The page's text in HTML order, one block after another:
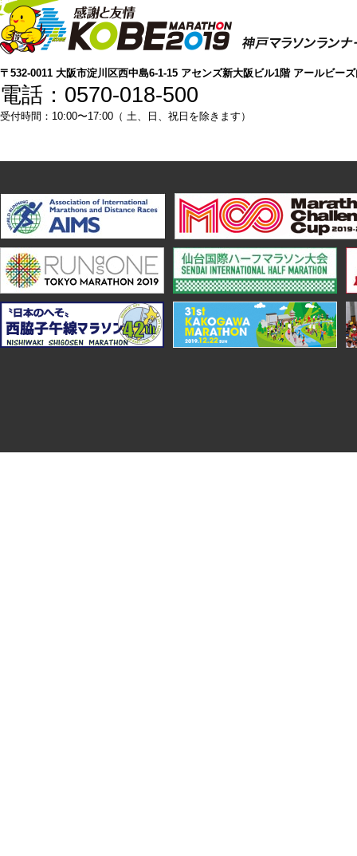
〒532-0011 大阪市淀川区西中島6-1-15 アセンズ新大阪ビル1階 アールビー
電話：0570-018-500
受付時間：10:00〜17:00（ 土、日、祝日を除きます）